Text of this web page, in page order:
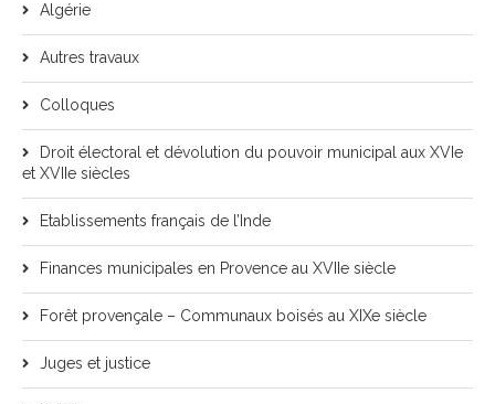
Algérie
Autres travaux
Colloques
Droit électoral et dévolution du pouvoir municipal aux XVIe
et XVIIe siècles
Etablissements français de l’Inde
Finances municipales en Provence au XVIIe siècle
Forêt provençale – Communaux boisés au XIXe siècle
Juges et justice